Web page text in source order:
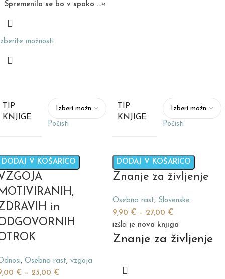
Spremenila se bo v spako …«
možnosti
TIP
KNJIGE
Počisti
DODAJ V KOŠARICO
in
, Osebna rast, vzgoja
€ – 23,00 €
TIP
KNJIGE
Počisti
DODAJ V KOŠARICO
Znanje za življenje
Osebna rast, Slovenske
9,90 € – 27,00 €
izšla je nova knjiga
Znanje za življenje